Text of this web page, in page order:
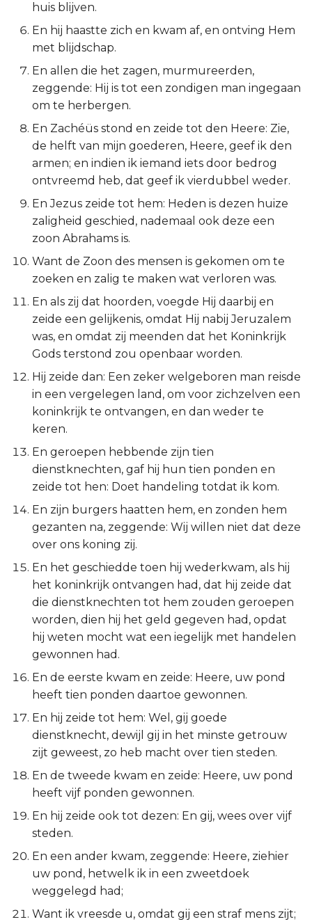
1 Koningen
2 Koningen
1 Kronieken
Ezra
Nehémia
Esther
Psalmen
Spreuken
Prediker
Hooglied
Jesaja
Jeremía
Klaagliederen
Ezechiël
Daniël
Hoséa
Amos
Obadja
Jona
Nahum
Hábakuk
Haggaï
huis blijven.
En hij haastte zich en kwam af, en ontving Hem
met blijdschap.
En allen die het zagen, murmureerden,
zeggende: Hij is tot een zondigen man ingegaan
om te herbergen.
En Zachéüs stond en zeide tot den Heere: Zie,
de helft van mijn goederen, Heere, geef ik den
armen; en indien ik iemand iets door bedrog
ontvreemd heb, dat geef ik vierdubbel weder.
En Jezus zeide tot hem: Heden is dezen huize
zaligheid geschied, nademaal ook deze een
zoon Abrahams is.
Want de Zoon des mensen is gekomen om te
zoeken en zalig te maken wat verloren was.
En als zij dat hoorden, voegde Hij daarbij en
zeide een gelijkenis, omdat Hij nabij Jeruzalem
was, en omdat zij meenden dat het Koninkrijk
Gods terstond zou openbaar worden.
Hij zeide dan: Een zeker welgeboren man reisde
in een vergelegen land, om voor zichzelven een
koninkrijk te ontvangen, en dan weder te
keren.
En geroepen hebbende zijn tien
dienstknechten, gaf hij hun tien ponden en
zeide tot hen: Doet handeling totdat ik kom.
En zijn burgers haatten hem, en zonden hem
gezanten na, zeggende: Wij willen niet dat deze
over ons koning zij.
En het geschiedde toen hij wederkwam, als hij
het koninkrijk ontvangen had, dat hij zeide dat
die dienstknechten tot hem zouden geroepen
worden, dien hij het geld gegeven had, opdat
hij weten mocht wat een iegelijk met handelen
gewonnen had.
En de eerste kwam en zeide: Heere, uw pond
heeft tien ponden daartoe gewonnen.
En hij zeide tot hem: Wel, gij goede
dienstknecht, dewijl gij in het minste getrouw
zijt geweest, zo heb macht over tien steden.
En de tweede kwam en zeide: Heere, uw pond
heeft vijf ponden gewonnen.
En hij zeide ook tot dezen: En gij, wees over vijf
steden.
En een ander kwam, zeggende: Heere, ziehier
uw pond, hetwelk ik in een zweetdoek
weggelegd had;
Want ik vreesde u, omdat gij een straf mens zijt;